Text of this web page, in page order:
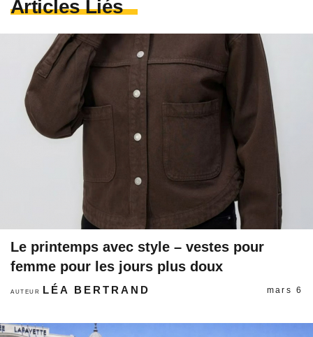
Articles Liés
Le printemps avec style – vestes pour
femme pour les jours plus doux
AUTEUR LÉA BERTRAND mars 6